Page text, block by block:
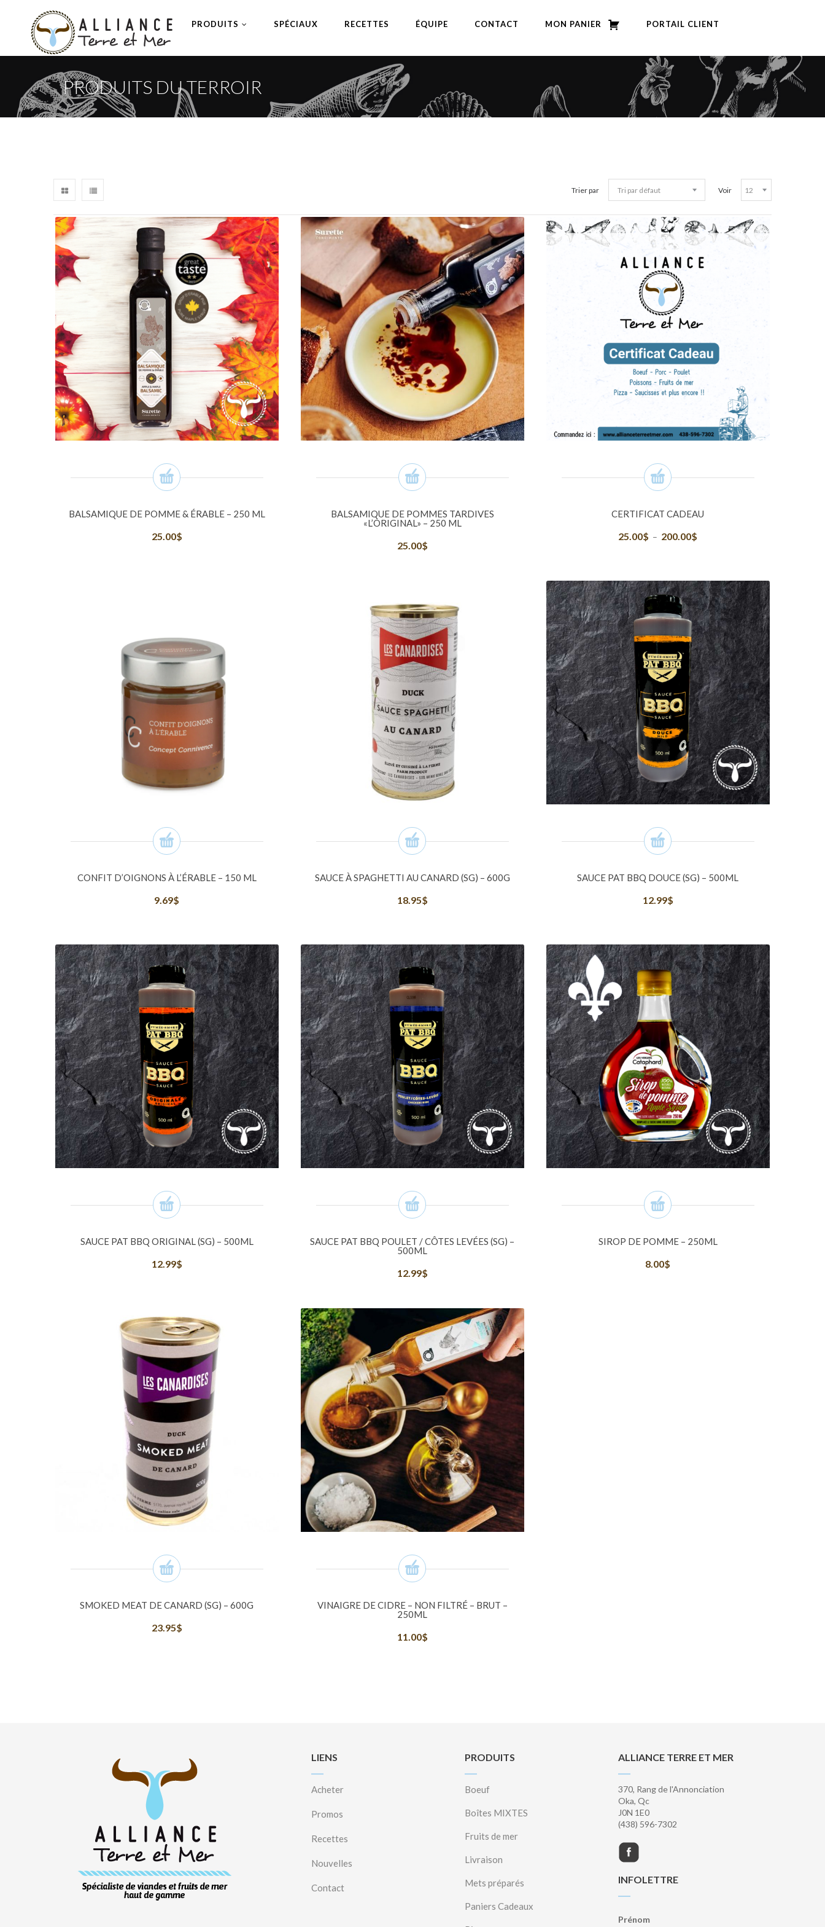
PRODUITS SPÉCIAUX RECETTES ÉQUIPE CONTACT MON PANIER PORTAIL CLIENT
PRODUITS DU TERROIR
Trier par Voir
BALSAMIQUE DE POMME & ÉRABLE – 250 ML
25.00$
BALSAMIQUE DE POMMES TARDIVES
«L’ORIGINAL» – 250 ML
25.00$
CERTIFICAT CADEAU
25.00$ – 200.00$
à
200.00$
CONFIT D’OIGNONS À L’ÉRABLE – 150 ML
9.69$
SAUCE À SPAGHETTI AU CANARD (SG) – 600G
18.95$
SAUCE PAT BBQ DOUCE (SG) – 500ML
12.99$
SAUCE PAT BBQ ORIGINAL (SG) – 500ML
12.99$
SAUCE PAT BBQ POULET / CÔTES LEVÉES (SG) –
500ML
12.99$
SIROP DE POMME – 250ML
8.00$
SMOKED MEAT DE CANARD (SG) – 600G
23.95$
VINAIGRE DE CIDRE – NON FILTRÉ – BRUT –
250ML
11.00$
LIENS
Acheter
Promos
Recettes
Nouvelles
Contact
PRODUITS
Boeuf
Boîtes MIXTES
Fruits de mer
Livraison
Mets préparés
Paniers Cadeaux
ALLIANCE TERRE ET MER
370, Rang de l'Annonciation
Oka, Qc
J0N 1E0
(438) 596-7302
INFOLETTRE
Prénom